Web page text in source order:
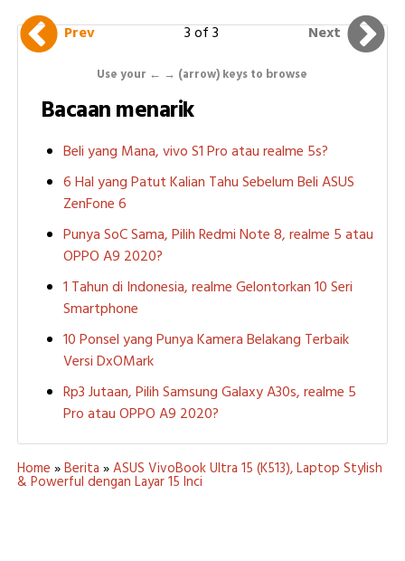
Prev 3 of 3 Next
Use your ← → (arrow) keys to browse
Bacaan menarik
Beli yang Mana, vivo S1 Pro atau realme 5s?
6 Hal yang Patut Kalian Tahu Sebelum Beli ASUS
ZenFone 6
Punya SoC Sama, Pilih Redmi Note 8, realme 5 atau
OPPO A9 2020?
1 Tahun di Indonesia, realme Gelontorkan 10 Seri
Smartphone
10 Ponsel yang Punya Kamera Belakang Terbaik
Versi DxOMark
Rp3 Jutaan, Pilih Samsung Galaxy A30s, realme 5
Pro atau OPPO A9 2020?
Home »Berita »ASUS VivoBook Ultra 15 (K513), Laptop Stylish
& Powerful dengan Layar 15 Inci